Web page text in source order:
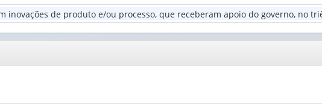
de
apoio
do
Atividades
da
indústria,
de
inovações de produto e/ou processo, que receberam apoio do governo, no